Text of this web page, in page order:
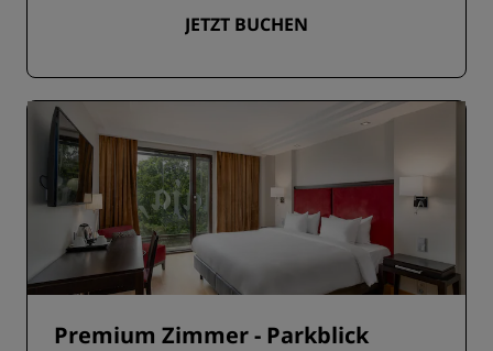
JETZT BUCHEN
Premium Zimmer - Parkblick